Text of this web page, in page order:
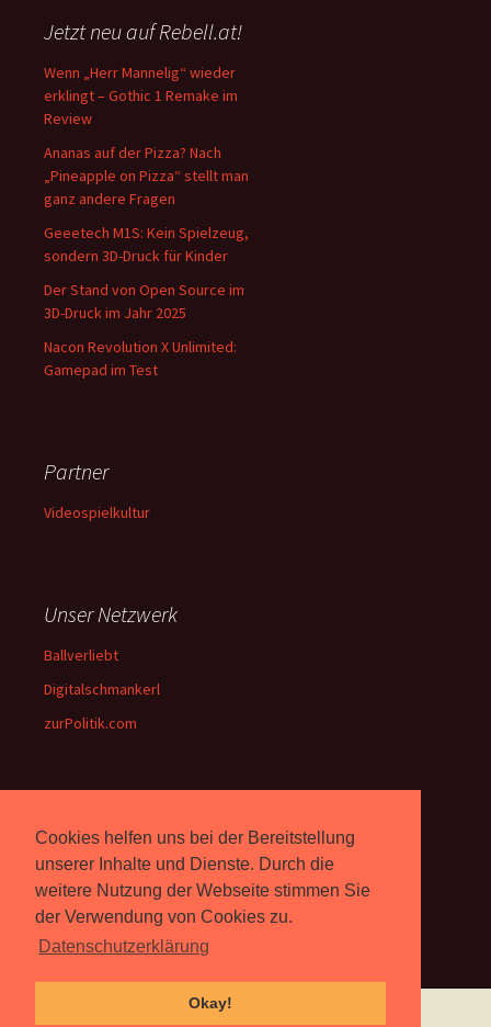
Cookies helfen uns bei der Bereitstellung
unserer Inhalte und Dienste. Durch die
weitere Nutzung der Webseite stimmen Sie
der Verwendung von Cookies zu.
Datenschutzerklärung
Okay!
Jetzt neu auf Rebell.at!
Wenn „Herr Mannelig“ wieder
erklingt – Gothic 1 Remake im
Review
Ananas auf der Pizza? Nach
„Pineapple on Pizza“ stellt man
ganz andere Fragen
Geeetech M1S: Kein Spielzeug,
sondern 3D-Druck für Kinder
Der Stand von Open Source im
3D-Druck im Jahr 2025
Nacon Revolution X Unlimited:
Gamepad im Test
Partner
Videospielkultur
Unser Netzwerk
Ballverliebt
Digitalschmankerl
zurPolitik.com
Über Uns
Rebell.atberichtet seit 2003
unabhängig über Computer-
und Videospiele. ( Impressum )